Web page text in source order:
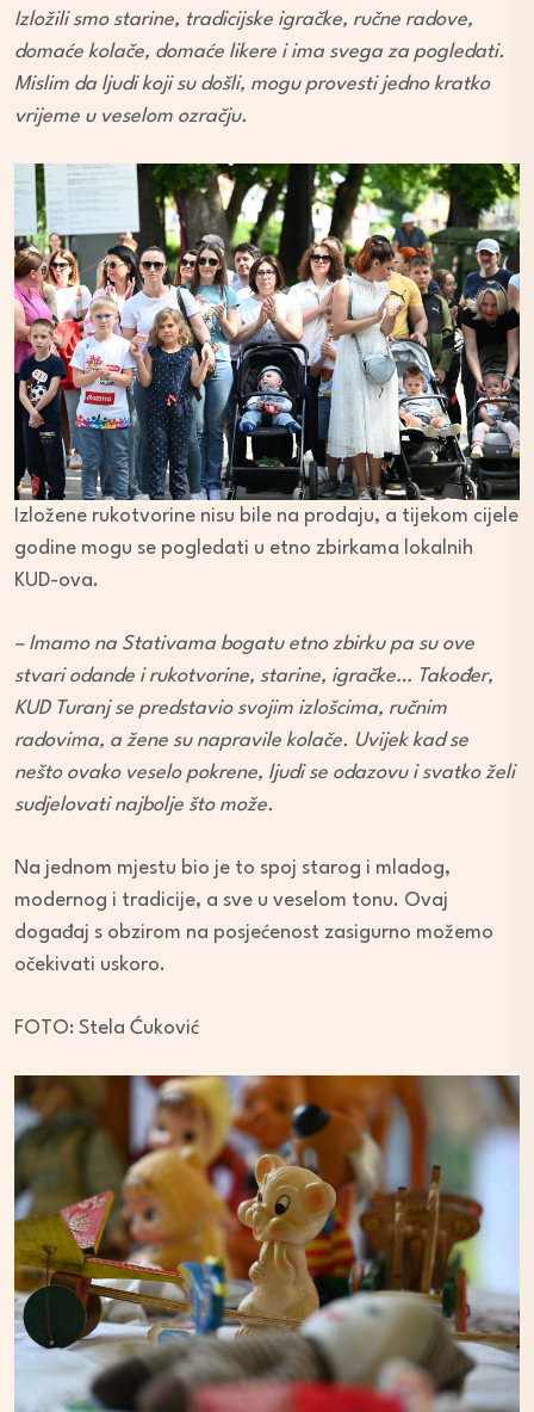
Izložili smo starine, tradicijske igračke, ručne radove,
domaće kolače, domaće likere i ima svega za pogledati.
Mislim da ljudi koji su došli, mogu provesti jedno kratko
vrijeme u veselom ozračju.
Izložene rukotvorine nisu bile na prodaju, a tijekom cijele
godine mogu se pogledati u etno zbirkama lokalnih
KUD-ova.
– Imamo na Stativama bogatu etno zbirku pa su ove
stvari odande i rukotvorine, starine, igračke… Također,
KUD Turanj se predstavio svojim izlošcima, ručnim
radovima, a žene su napravile kolače. Uvijek kad se
nešto ovako veselo pokrene, ljudi se odazovu i svatko želi
sudjelovati najbolje što može.
Na jednom mjestu bio je to spoj starog i mladog,
modernog i tradicije, a sve u veselom tonu. Ovaj
događaj s obzirom na posjećenost zasigurno možemo
očekivati uskoro.
FOTO: Stela Ćuković